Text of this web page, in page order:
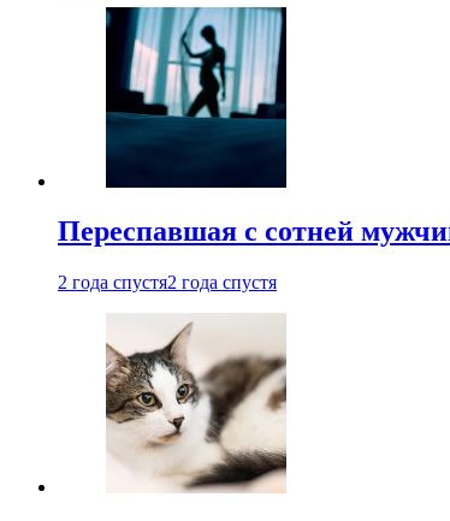
Переспавшая с сотней
2 года спустя2 года спустя